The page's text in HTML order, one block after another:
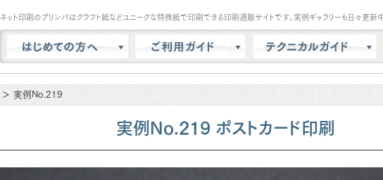
ネット印刷のプリンパはクラフト紙などユニークな特殊紙で印刷できる印刷通販サイトです。実例ギャラリーも日々更新
商品一覧
用紙サンプル請求
支払方法
マイページ
商品別データ作成方法
クラウドデザインガイド
実例No.219
実例No.219 ポストカード印刷